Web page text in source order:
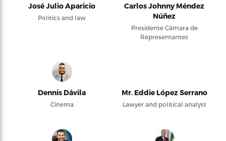
José Julio Aparicio
Politics and law
Carlos Johnny Méndez
Núñez
Presidente Cámara de
Representantes
Dennis Dávila
Cinema
Mr. Eddie López Serrano
Lawyer and political analyst